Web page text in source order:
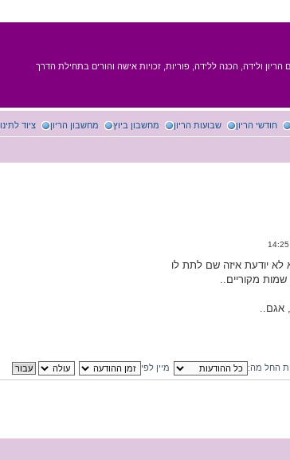
הריון ולידה, הכנה ללידה, פוריות, זכויות אישה והורים בתחילת הדרך
ציוד מחשבון הריון מחשבון ביוץ שבועות הריון חודשי הריון
לא יודעת איזה שם לתת לו
שמות מקוריים..
אגם..
החל מה: מיין לפי